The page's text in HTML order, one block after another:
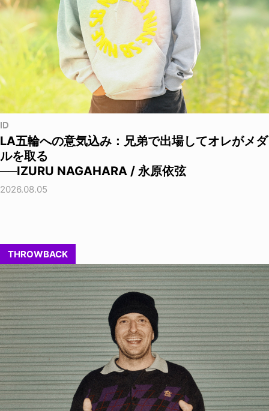
ID
LA五輪への意気込み：兄弟で出場してオレがメダ
ルを取る
──IZURU NAGAHARA / 永原依弦
2026.08.05
THROWBACK